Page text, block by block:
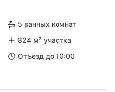
5 ванных комнат
824 м² участка
Отъезд до 10:00